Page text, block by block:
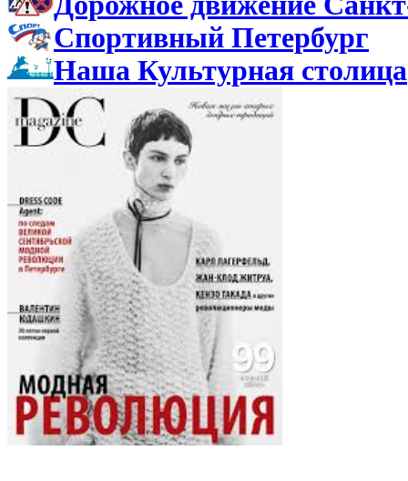
Спортивный Петербург
Наша Культурная столица